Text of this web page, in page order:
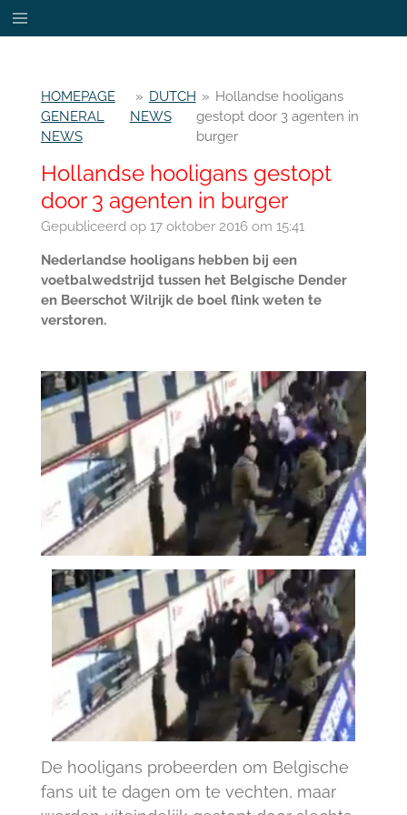
Ga
direct
hoofdinhoud
HOMEPAGE
GENERAL
NEWS
» DUTCH
NEWS
» Hollandse hooligans
gestopt door 3 agenten in
burger
Hollandse hooligans gestopt
door 3 agenten in burger
Gepubliceerd op 17 oktober 2016 om 15:41
Nederlandse hooligans hebben bij een
voetbalwedstrijd tussen het Belgische Dender
en Beerschot Wilrijk de boel flink weten te
verstoren.
De hooligans probeerden om Belgische
fans uit te dagen om te vechten, maar